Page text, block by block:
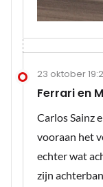
23 oktober
Ferrari en
Carlos Sainz
vooraan het
echter wat
zijn